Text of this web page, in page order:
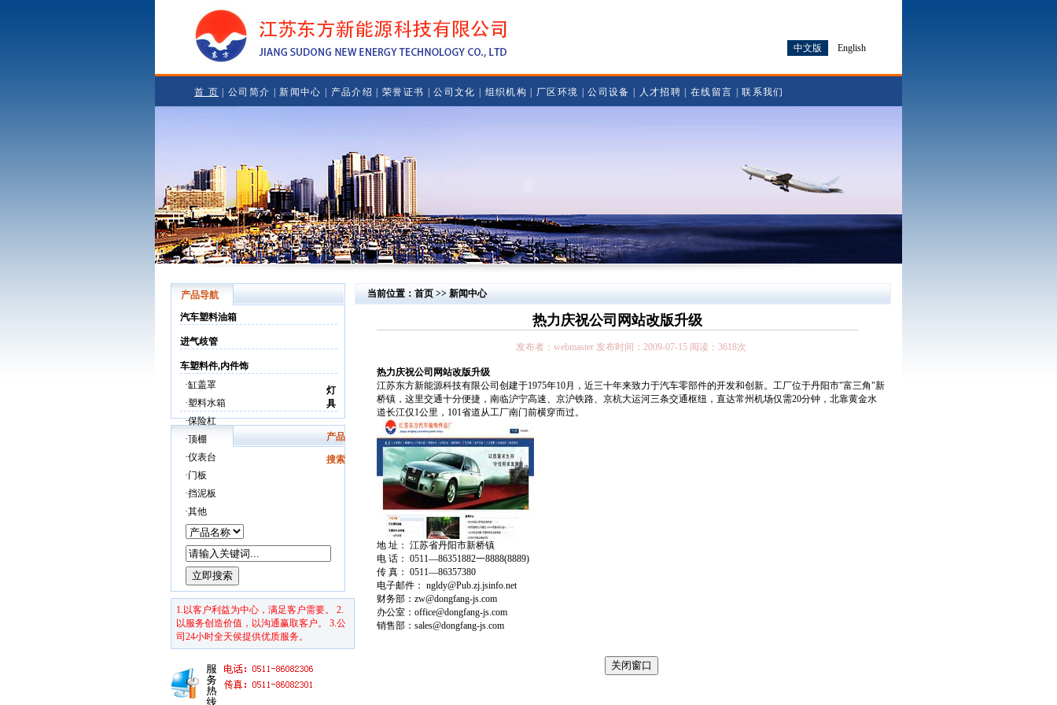
中文版 English
首 页 公司简介 |新闻中心 产品介绍 |荣誉证书 |公司文化 组织机构 厂区环境 |公司设备 人才招聘 |在线留言 |联系我们
产品导航
汽车塑料油箱
进气歧管
车塑料件,内件饰
·缸盖罩
·塑料水箱
·保险杠
·顶棚
·仪表台
·门板
·挡泥板
·其他
灯
具
产品
搜索
1.以客户利益为中心，满足客户需要。 2.
以服务创造价值，以沟通赢取客户。 3.公
司24小时全天侯提供优质服务。
当前位置：首页 >> 新闻中心
热力庆祝公司网站改版升级
发布者：webmaster 发布时间：2009-07-15 阅读：3618次
热力庆祝公司网站改版升级
江苏东方新能源科技有限公司创建于1975年10月，近三十年来致力于汽车零部件的开发和创新。工厂位于丹阳市"富三角"新
桥镇，这里交通十分便捷，南临沪宁高速、京沪铁路、京杭大运河三条交通枢纽，直达常州机场仅需20分钟，北靠黄金水
道长江仅1公里，101省道从工厂南门前横穿而过。
地 址： 江苏省丹阳市新桥镇
电 话： 0511—86351882一8888(8889)
传 真： 0511—86357380
电子邮件： ngldy@Pub.zj.jsinfo.net
财务部：zw@dongfang-js.com
办公室：office@dongfang-js.com
销售部：sales@dongfang-js.com